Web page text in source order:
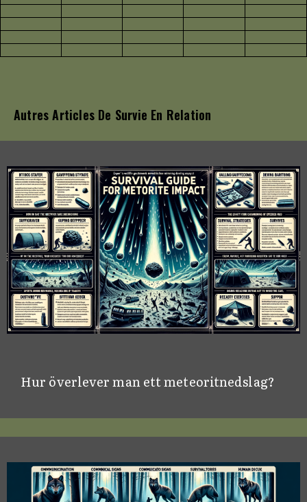
Autres Articles De Survie En Relation
Hur överlever man ett meteoritnedslag?